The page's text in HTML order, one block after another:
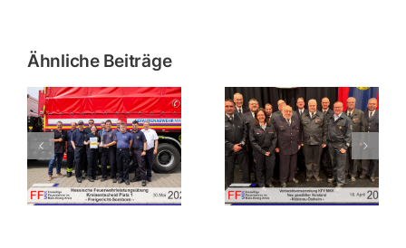
Ähnliche Beiträge
Verbandsversammlung
des
Kreisfeuerwehrverbandes
Main-Kinzig-Kreis in
Nidderau-Ostheim
Einladung zur
Verbandsversammlung
2026